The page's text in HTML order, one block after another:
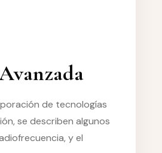
de tecnologías
se describen algunos
y el